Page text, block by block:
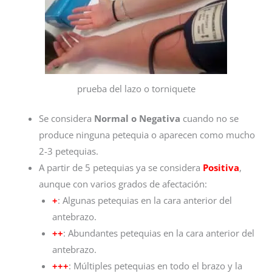
prueba del lazo o torniquete
Se considera Normal o Negativa cuando no se
produce ninguna petequia o aparecen como mucho
2-3 petequias.
A partir de 5 petequias ya se considera Positiva,
aunque con varios grados de afectación:
+: Algunas petequias en la cara anterior del
antebrazo.
++: Abundantes petequias en la cara anterior del
antebrazo.
+++: Múltiples petequias en todo el brazo y la